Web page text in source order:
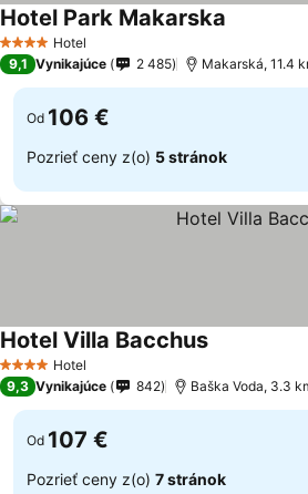
4 Počet hviezdičiek
Hotel
Hotel Park Makarska
9,1 Vynikajúce 2 485 Makarská, 11.4
Od 106 €
Pozrieť ceny z(o) 5 stránok
4 Počet hviezdičiek
Hotel
Hotel Villa Bacchus
9,3 Vynikajúce 842 Baška Voda, 3.3
Od 107 €
Pozrieť ceny z(o) 7 stránok